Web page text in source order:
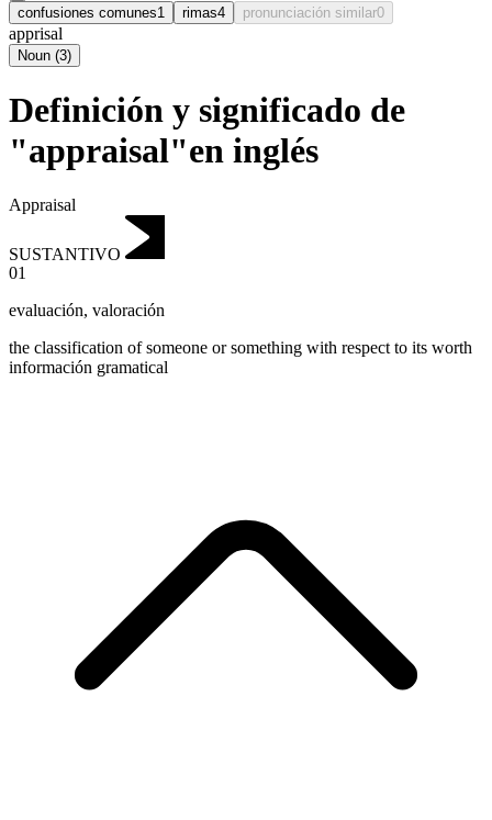
confusiones comunes1 rimas4 pronunciación similar0
apprisal
Noun (3)
Definición y significado de
"appraisal"en inglés
Appraisal
SUSTANTIVO
01
evaluación, valoración
the classification of someone or something with respect to its worth
información gramatical